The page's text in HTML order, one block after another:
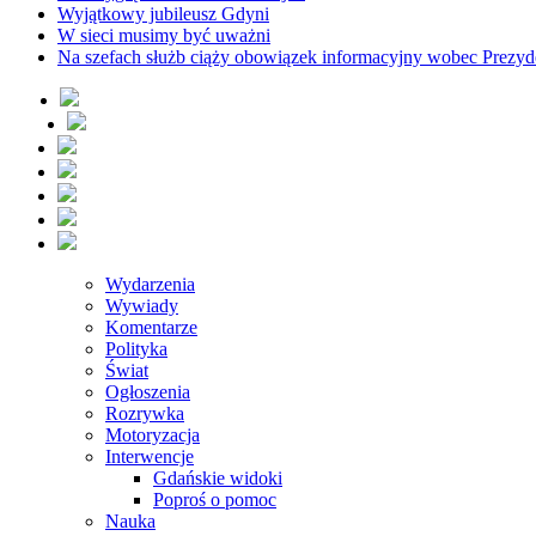
Wyjątkowy jubileusz Gdyni
W sieci musimy być uważni
Na szefach służb ciąży obowiązek informacyjny wobec
Wydarzenia
Wywiady
Komentarze
Polityka
Świat
Ogłoszenia
Rozrywka
Motoryzacja
Interwencje
Gdańskie widoki
Poproś o pomoc
Nauka